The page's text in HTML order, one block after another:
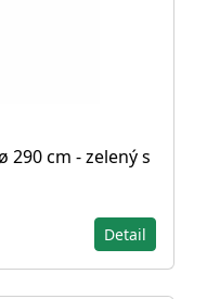
290 cm - zelený s
Detail